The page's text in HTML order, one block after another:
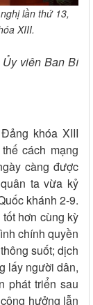
lần thứ 13,
XIII.
viên Ban Bí
khóa XIII
cách mạng
càng được
ta vừa kỷ
khánh 2-9.
hơn cùng kỳ
chính quyền
suốt; dịch
lấy người dân,
phát triển sau
hưởng lẫn